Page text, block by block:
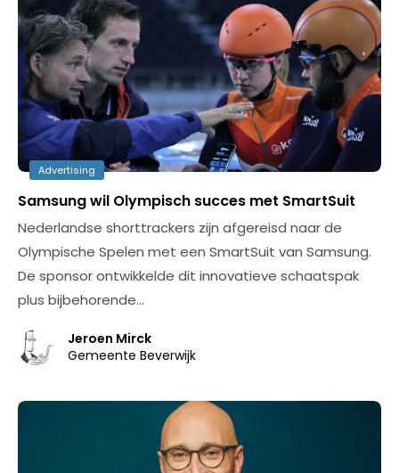
Advertising
Samsung wil Olympisch succes met SmartSuit
Nederlandse shorttrackers zijn afgereisd naar de
Olympische Spelen met een SmartSuit van Samsung.
De sponsor ontwikkelde dit innovatieve schaatspak
plus bijbehorende…
Jeroen Mirck
Gemeente Beverwijk